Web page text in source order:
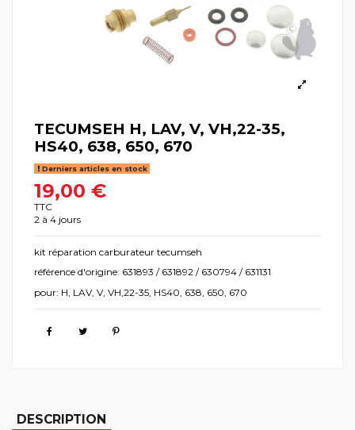
TECUMSEH H, LAV, V, VH,22-35,
HS40, 638, 650, 670
Derniers articles en stock
19,00 €
TTC
2 à 4 jours
kit réparation carburateur tecumseh
référence d'origine: 631893 / 631892 / 630794 / 631131
pour: H, LAV, V, VH,22-35, HS40, 638, 650, 670
DESCRIPTION